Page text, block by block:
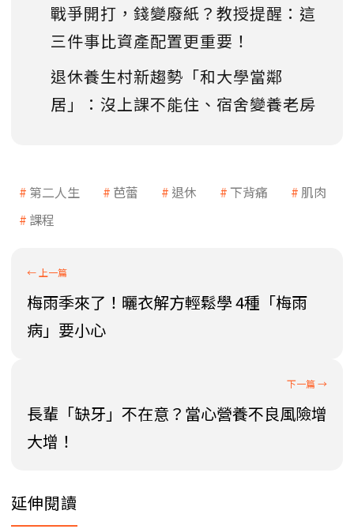
戰爭開打，錢變廢紙？教授提醒：這
三件事比資產配置更重要！
退休養生村新趨勢「和大學當鄰
居」：沒上課不能住、宿舍變養老房
第二人生 芭蕾 退休 下背痛
肌肉
課程
梅雨季來了！曬衣解方輕鬆學 4種「梅雨
病」要小心
長輩「缺牙」不在意？當心營養不良風險增
大增！
延伸閱讀